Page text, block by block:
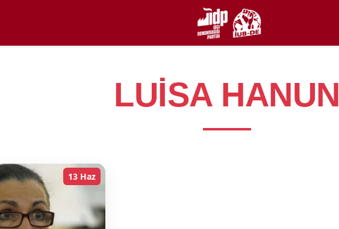
LUISA HANUN
13 Haz